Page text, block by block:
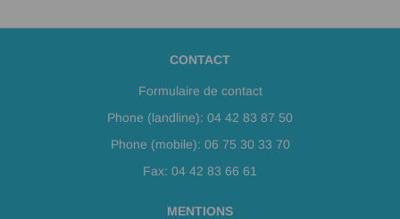
CONTACT
Formulaire de contact
Phone (landline): 04 42 83 87 50
Phone (mobile): 06 75 30 33 70
Fax: 04 42 83 66 61
MENTIONS